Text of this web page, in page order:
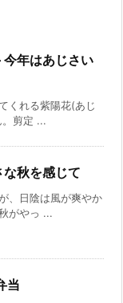
今年はあじさい
くれる紫陽花(あじ
剪定 ...
秋を感じて
、日陰は風が爽やか
がやっ ...
当